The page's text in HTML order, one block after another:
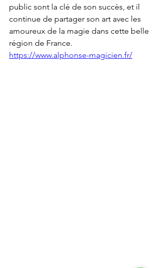
public sont la clé de son succès, et il
continue de partager son art avec les
amoureux de la magie dans cette belle
région de France.
https://www.alphonse-magicien.fr/